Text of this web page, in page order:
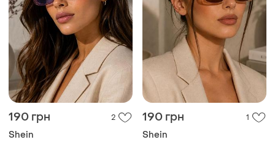
190 грн 2
Shein
190 грн 1
Shein